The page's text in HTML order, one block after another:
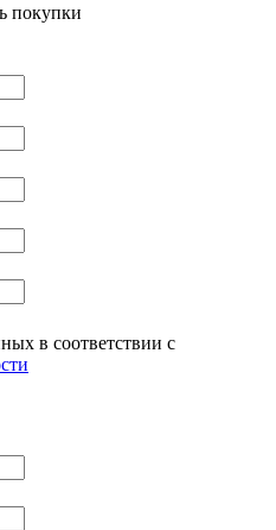
покупки
в соответствии с